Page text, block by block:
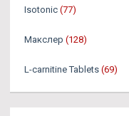
Isotonic (77)
Макслер (128)
L-carnitine Tablets (69)